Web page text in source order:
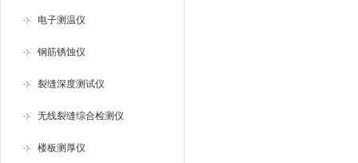
电子测温仪
钢筋锈蚀仪
裂缝深度测试仪
无线裂缝综合检测仪
楼板测厚仪